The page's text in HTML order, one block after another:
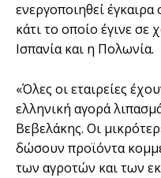
ενεργοποιηθεί
κάτι το οποίο έγινε σε
Ισπανία και η Πολωνία.
«Όλες οι εταιρείες
ελληνική αγορά
Βεβελάκης. Οι
δώσουν προϊόντα
των αγροτών και των